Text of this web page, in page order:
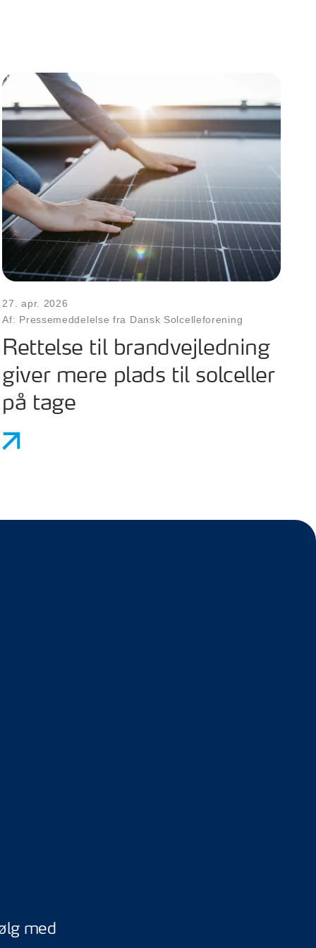
27. apr. 2026
Af: Pressemeddelelse fra Dansk Solcelleforening
Rettelse til brandvejledning
giver mere plads til solceller
på tage
med